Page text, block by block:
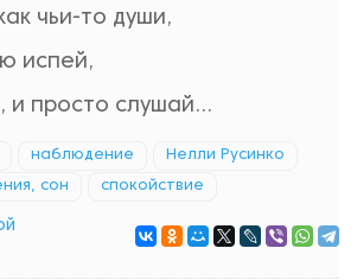
чьи-то души,
испей,
и просто слушай...
наблюдение Нелли Русинко
сон спокойствие